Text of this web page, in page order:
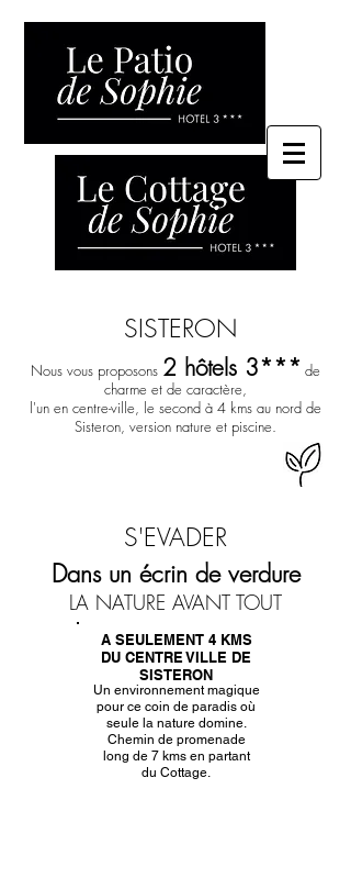
SISTERON
&
Nous vous proposons 2 hôtels 3*** de
charme et de caractère,
l'un en centre-ville, le second à 4 kms au nord de
Sisteron, version nature et piscine.
S'EVADER
Dans un écrin de verdure
LA NATURE AVANT TOUT
A SEULEMENT 4 KMS
DU CENTRE VILLE DE
SISTERON
Un environnement magique
pour ce coin de paradis où
seule la nature domine.
Chemin de promenade
long de 7 kms en partant
du Cottage.